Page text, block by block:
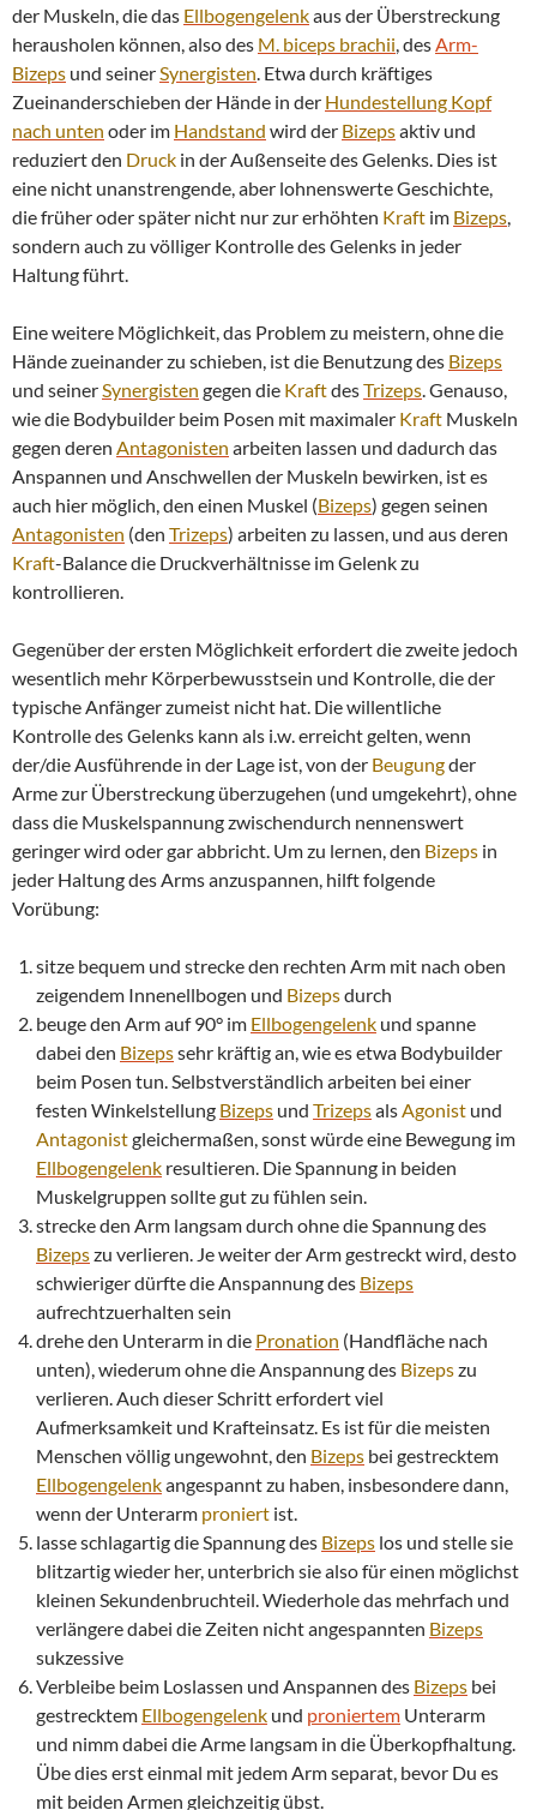
der Muskeln, die das Ellbogengelenkaus der Überstreckung
herausholen können, also des M. biceps brachii, desArm-
Bizeps und seinerSynergisten. Etwa durch kräftiges
Zueinanderschieben der Hände in der Hundestellung Kopf
nach unten oder im Handstand wird der Bizepsaktiv und
reduziert den Druck in der Außenseite des Gelenks. Dies ist
eine nicht unanstrengende, aber lohnenswerte Geschichte,
die früher oder später nicht nur zur erhöhten Kraft im Bizeps,
sondern auch zu völliger Kontrolle des Gelenks in jeder
Haltung führt.
Eine weitere Möglichkeit, das Problem zu meistern, ohne die
Hände zueinander zu schieben, ist die Benutzung des Bizeps
und seinerSynergisten gegen die KraftdesTrizeps. Genauso,
wie die Bodybuilder beim Posen mit maximaler Kraft Muskeln
gegen deren Antagonisten arbeiten lassen und dadurch das
Anspannen und Anschwellen der Muskeln bewirken, ist es
auch hier möglich, den einen Muskel (Bizeps) gegen seinen
Antagonisten (den Trizeps) arbeiten zu lassen, und aus deren
Kraft-Balance die Druckverhältnisse im Gelenk zu
kontrollieren.
Gegenüber der ersten Möglichkeit erfordert die zweite jedoch
wesentlich mehr Körperbewusstsein und Kontrolle, die der
typische Anfänger zumeist nicht hat. Die willentliche
Kontrolle des Gelenks kann als i.w. erreicht gelten, wenn
der/die Ausführende in der Lage ist, von der Beugungder
Arme zur Überstreckung überzugehen (und umgekehrt), ohne
dass die Muskelspannung zwischendurch nennenswert
geringer wird oder gar abbricht. Um zu lernen, den Bizeps in
jeder Haltung des Arms anzuspannen, hilft folgende
Vorübung:
sitze bequem und strecke den rechten Arm mit nach oben
zeigendem Innenellbogen und Bizepsdurch
beuge den Arm auf 90° im Ellbogengelenk und spanne
dabei den Bizepssehr kräftig an, wie es etwa Bodybuilder
beim Posen tun. Selbstverständlich arbeiten bei einer
festen Winkelstellung Bizeps und TrizepsalsAgonist und
Antagonistgleichermaßen, sonst würde eine Bewegung im
Ellbogengelenk resultieren. Die Spannung in beiden
Muskelgruppen sollte gut zu fühlen sein.
strecke den Arm langsam durch ohne die Spannung des
Bizepszu verlieren. Je weiter der Arm gestreckt wird, desto
schwieriger dürfte die Anspannung des Bizeps
aufrechtzuerhalten sein
drehe den Unterarm in die Pronation (Handfläche nach
unten), wiederum ohne die Anspannung des Bizepszu
verlieren. Auch dieser Schritt erfordert viel
Aufmerksamkeit und Krafteinsatz. Es ist für die meisten
Menschen völlig ungewohnt, den Bizeps bei gestrecktem
Ellbogengelenkangespannt zu haben, insbesondere dann,
wenn der Unterarm proniert ist.
lasse schlagartig die Spannung des Bizeps los und stelle sie
blitzartig wieder her, unterbrich sie also für einen möglichst
kleinen Sekundenbruchteil. Wiederhole das mehrfach und
verlängere dabei die Zeiten nicht angespannten Bizeps
sukzessive
Verbleibe beim Loslassen und Anspannen des Bizeps bei
gestrecktem Ellbogengelenk und proniertem Unterarm
und nimm dabei die Arme langsam in die Überkopfhaltung.
Übe dies erst einmal mit jedem Arm separat, bevor Du es
mit beiden Armen gleichzeitig übst.